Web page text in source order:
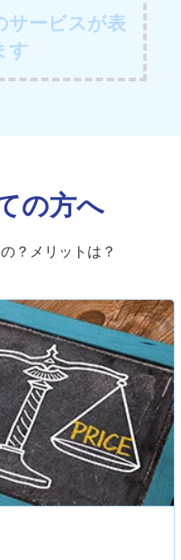
サービスが表
す
の方へ
？メリットは？